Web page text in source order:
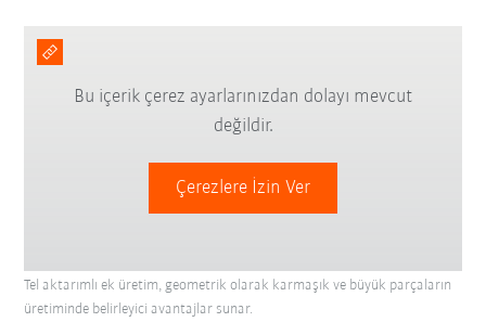
Bu içerik çerez ayarlarınızdan dolayı mevcut
değildir.
Çerezlere İzin Ver
Tel aktarımlı ek üretim, geometrik olarak karmaşık ve büyük parçaların
üretiminde belirleyici avantajlar sunar.